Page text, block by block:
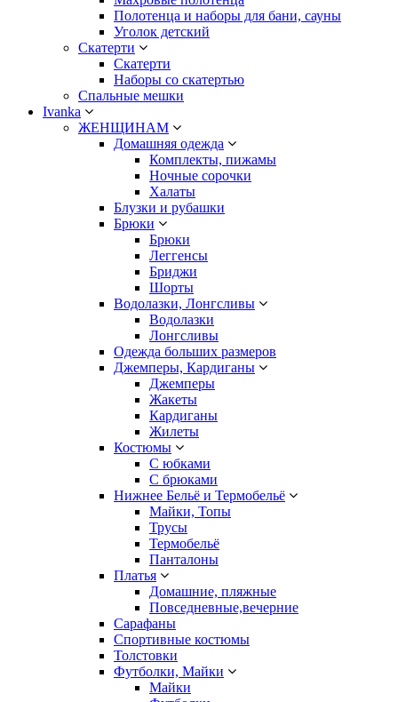
Полотенца и наборы для бани, сауны
Уголок детский
Скатерти
Скатерти
Наборы со скатертью
Спальные мешки
Ivanka
ЖЕНЩИНАМ
Домашняя одежда
Комплекты, пижамы
Ночные сорочки
Халаты
Блузки и рубашки
Брюки
Брюки
Леггенсы
Бриджи
Шорты
Водолазки, Лонгсливы
Водолазки
Лонгсливы
Одежда больших размеров
Джемперы, Кардиганы
Джемперы
Жакеты
Кардиганы
Жилеты
Костюмы
С юбками
С брюками
Нижнее Бельё и Термобельё
Майки, Топы
Трусы
Термобельё
Панталоны
Платья
Домашние, пляжные
Повседневные,вечерние
Сарафаны
Спортивные костюмы
Толстовки
Футболки, Майки
Майки